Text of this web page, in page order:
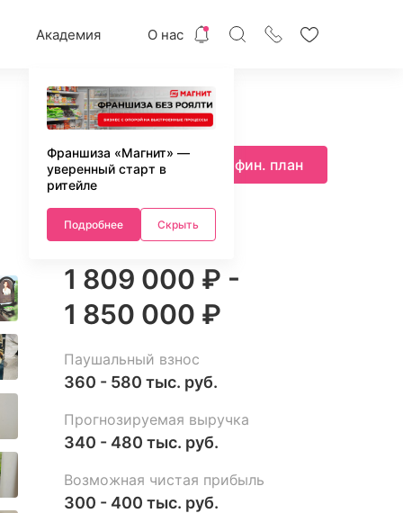
Академия О нас
Франшиза «Магнит» —
уверенный старт в
ритейле
Подробнее Скрыть
Запросить фин. план
1 809 000 ₽ -
1 850 000 ₽
Паушальный взнос
360 - 580 тыс. руб.
Прогнозируемая выручка
340 - 480 тыс. руб.
Возможная чистая прибыль
300 - 400 тыс. руб.